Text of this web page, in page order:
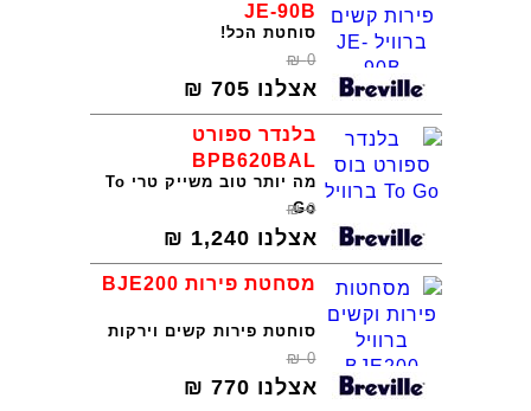
JE-90B
סוחטת הכל!
0
₪
אצלנו 705
₪
בלנדר ספורט
BPB620BAL
מה יותר טוב משייק טרי To
Go
0
₪
אצלנו 1,240
₪
מסחטת פירות BJE200
סוחטת פירות קשים וירקות
0
₪
אצלנו 770
₪